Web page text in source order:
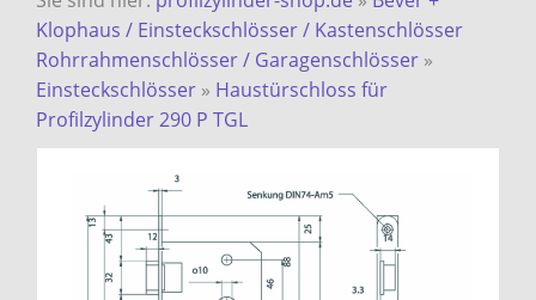
Klophaus / Einsteckschlösser / Kastenschlösser
Rohrrahmenschlösser / Garagenschlösser »
Einsteckschlösser » Haustürschloss für
Profilzylinder 290 P TGL